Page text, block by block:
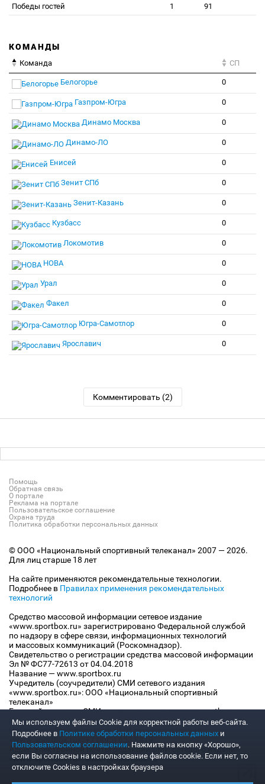
Победы гостей
1 91
КОМАНДЫ
Команда СП
Белогорье 0
Газпром-Югра 0
Динамо Москва 0
Динамо-ЛО 0
Енисей 0
Зенит СПб 0
Зенит-Казань 0
Кузбасс 0
Локомотив 0
НОВА 0
Урал 0
Факел 0
Югра-Самотлор 0
Ярославич 0
Комментировать (2)
Помощь
Обратная связь
О портале
Реклама на портале
Пользовательское соглашение
Охрана труда
Политика обработки персональных данных
© ООО «Национальный спортивный телеканал» 2007 — 2026.
Для лиц старше 18 лет
На сайте применяются рекомендательные технологии.
Подробнее в Правилах применения рекомендательных
технологий
Средство массовой информации сетевое издание
«www.sportbox.ru» зарегистрировано Федеральной службой
по надзору в сфере связи, информационных технологий
и массовых коммуникаций (Роскомнадзор).
Свидетельство о регистрации средства массовой информации
Эл № ФС77-72613 от 04.04.2018
Название — www.sportbox.ru
Учредитель (соучредители) СМИ сетевого издания
«www.sportbox.ru»: ООО «Национальный спортивный
телеканал»
Главный редактор СМИ сетевого издания «www.sportbox.ru»:
Конов В.А.
Номер телефона редакции СМИ сетевого издания
«www.sportbox.ru»: +7 (495) 653 8419
Адрес электронной почты редакции СМИ сетевого издания
«www.sportbox.ru»: editor@sportbox.ru
Мы используем файлы Сookie для корректной работы веб-сайта.
Подробнее в Политике обработки персональных данных и
Пользовательском соглашении. Нажмите на кнопку «Хорошо»,
если Вы согласны на использование файлов cookie. Если нет, то
отключите Cookies в настройках браузера